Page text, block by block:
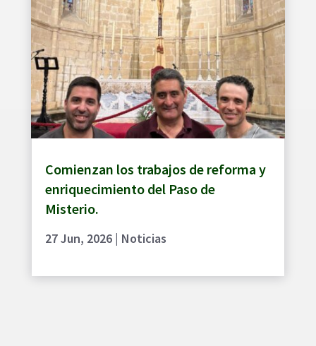
Comienzan los trabajos de reforma y
enriquecimiento del Paso de
Misterio.
27 Jun, 2026| Noticias